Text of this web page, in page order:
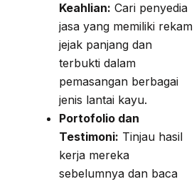
Keahlian: Cari penyedia
jasa yang memiliki rekam
jejak panjang dan
terbukti dalam
pemasangan berbagai
jenis lantai kayu.
Portofolio dan
Testimoni: Tinjau hasil
kerja mereka
sebelumnya dan baca